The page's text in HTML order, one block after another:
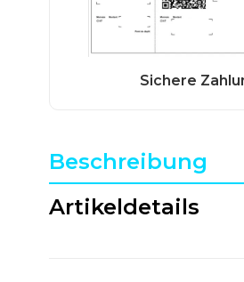
Beschreibung
Artikeldetails